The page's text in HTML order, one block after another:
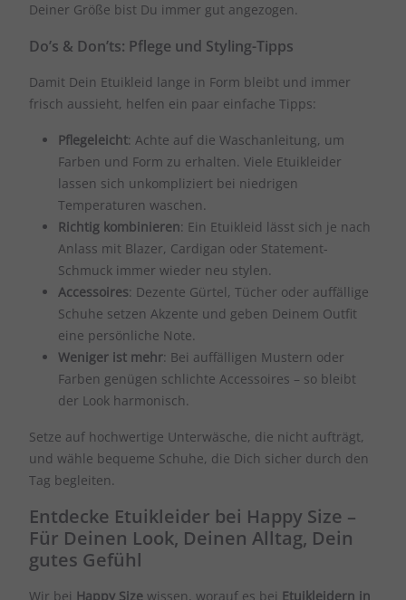
Deiner Größe bist Du immer gut angezogen.
Do’s & Don’ts: Pflege und Styling-Tipps
Damit Dein Etuikleid lange in Form bleibt und immer
frisch aussieht, helfen ein paar einfache Tipps:
Pflegeleicht: Achte auf die Waschanleitung, um
Farben und Form zu erhalten. Viele Etuikleider
lassen sich unkompliziert bei niedrigen
Temperaturen waschen.
Richtig kombinieren: Ein Etuikleid lässt sich je nach
Anlass mit Blazer, Cardigan oder Statement-
Schmuck immer wieder neu stylen.
Accessoires: Dezente Gürtel, Tücher oder auffällige
Schuhe setzen Akzente und geben Deinem Outfit
eine persönliche Note.
Weniger ist mehr: Bei auffälligen Mustern oder
Farben genügen schlichte Accessoires – so bleibt
der Look harmonisch.
Setze auf hochwertige Unterwäsche, die nicht aufträgt,
und wähle bequeme Schuhe, die Dich sicher durch den
Tag begleiten.
Entdecke Etuikleider bei Happy Size –
Für Deinen Look, Deinen Alltag, Dein
gutes Gefühl
Wir bei Happy Size wissen, worauf es bei Etuikleidern in